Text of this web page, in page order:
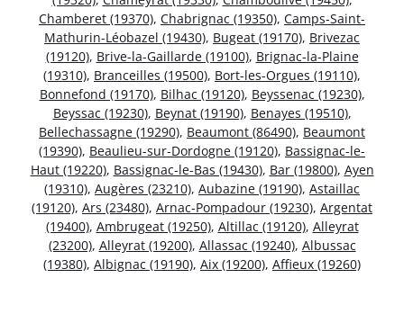
Chamberet (19370), Chabrignac (19350), Camps-Saint-
Mathurin-Léobazel (19430), Bugeat (19170), Brivezac
(19120), Brive-la-Gaillarde (19100), Brignac-la-Plaine
(19310), Branceilles (19500), Bort-les-Orgues (19110),
Bonnefond (19170), Bilhac (19120), Beyssenac (19230),
Beyssac (19230), Beynat (19190), Benayes (19510),
Bellechassagne (19290), Beaumont (86490), Beaumont
(19390), Beaulieu-sur-Dordogne (19120), Bassignac-le-
Haut (19220), Bassignac-le-Bas (19430), Bar (19800), Ayen
(19310), Augères (23210), Aubazine (19190), Astaillac
(19120), Ars (23480), Arnac-Pompadour (19230), Argentat
(19400), Ambrugeat (19250), Altillac (19120), Alleyrat
(23200), Alleyrat (19200), Allassac (19240), Albussac
(19380), Albignac (19190), Aix (19200), Affieux (19260)